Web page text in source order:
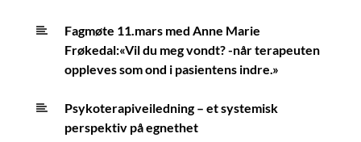
Fagmøte 11.mars med Anne Marie
Frøkedal:«Vil du meg vondt? -når terapeuten
oppleves som ond i pasientens indre.»
Psykoterapiveiledning – et systemisk
perspektiv på egnethet